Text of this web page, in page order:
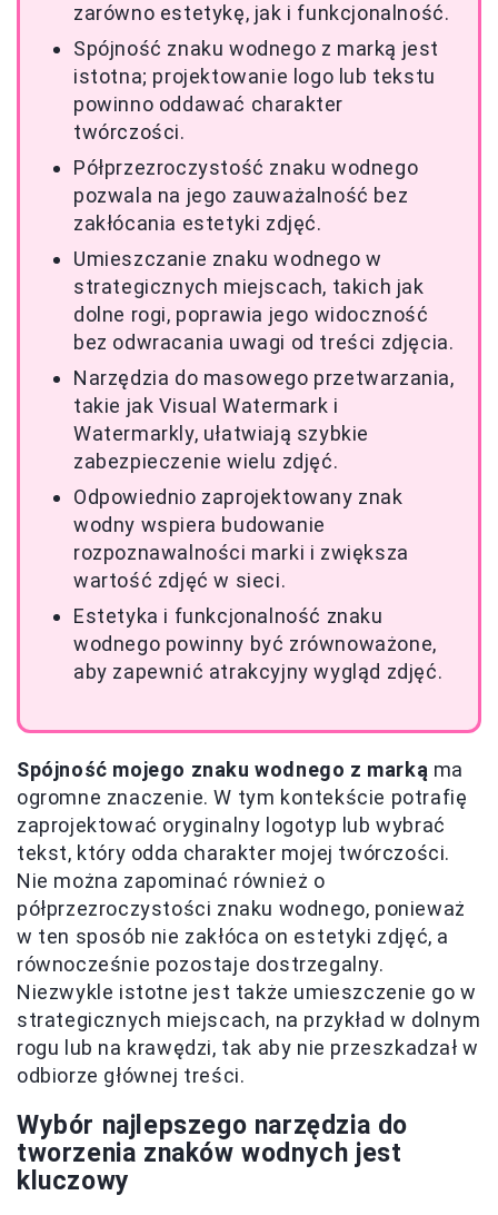
zarówno estetykę, jak i funkcjonalność.
Spójność znaku wodnego z marką jest
istotna; projektowanie logo lub tekstu
powinno oddawać charakter
twórczości.
Półprzezroczystość znaku wodnego
pozwala na jego zauważalność bez
zakłócania estetyki zdjęć.
Umieszczanie znaku wodnego w
strategicznych miejscach, takich jak
dolne rogi, poprawia jego widoczność
bez odwracania uwagi od treści zdjęcia.
Narzędzia do masowego przetwarzania,
takie jak Visual Watermark i
Watermarkly, ułatwiają szybkie
zabezpieczenie wielu zdjęć.
Odpowiednio zaprojektowany znak
wodny wspiera budowanie
rozpoznawalności marki i zwiększa
wartość zdjęć w sieci.
Estetyka i funkcjonalność znaku
wodnego powinny być zrównoważone,
aby zapewnić atrakcyjny wygląd zdjęć.
Spójność mojego znaku wodnego z marką ma
ogromne znaczenie. W tym kontekście potrafię
zaprojektować oryginalny logotyp lub wybrać
tekst, który odda charakter mojej twórczości.
Nie można zapominać również o
półprzezroczystości znaku wodnego, ponieważ
w ten sposób nie zakłóca on estetyki zdjęć, a
równocześnie pozostaje dostrzegalny.
Niezwykle istotne jest także umieszczenie go w
strategicznych miejscach, na przykład w dolnym
rogu lub na krawędzi, tak aby nie przeszkadzał w
odbiorze głównej treści.
Wybór najlepszego narzędzia do
tworzenia znaków wodnych jest
kluczowy